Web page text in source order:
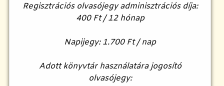
Regisztrációs olvasójegy adminisztrációs díja:
400 Ft / 12 hónap
Napijegy: 1.700 Ft / nap
Adott könyvtár használatára jogosító
olvasójegy: